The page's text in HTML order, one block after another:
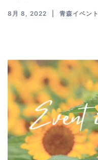
8月 8, 2022 青森イベント